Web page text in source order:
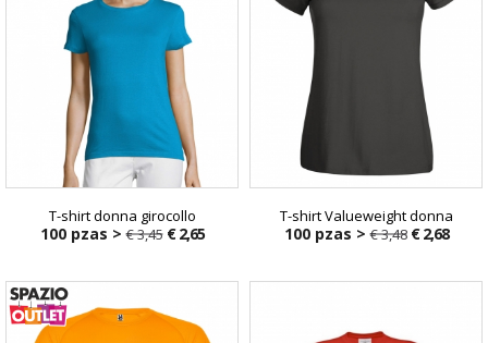
T-shirt donna girocollo
100 pzas >€ 3,45 € 2,65
T-shirt Valueweight donna
100 pzas >€ 3,48 € 2,68